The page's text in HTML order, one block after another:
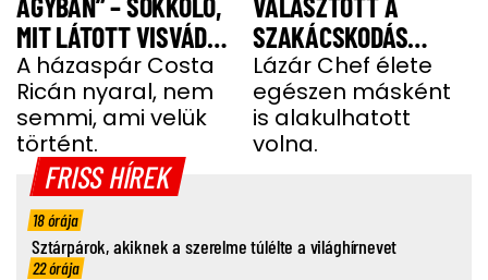
MIT LÁTOTT VISVÁDER
TAMÁS
A házaspár Costa
Ricán nyaral, nem
semmi, ami velük
történt.
SZAKÁCSKODÁS
HELYETT
Lázár Chef élete
egészen másként
is alakulhatott
volna.
FRISS HÍREK
18 órája
Sztárpárok, akiknek a szerelme túlélte a világhírnevet
22 órája